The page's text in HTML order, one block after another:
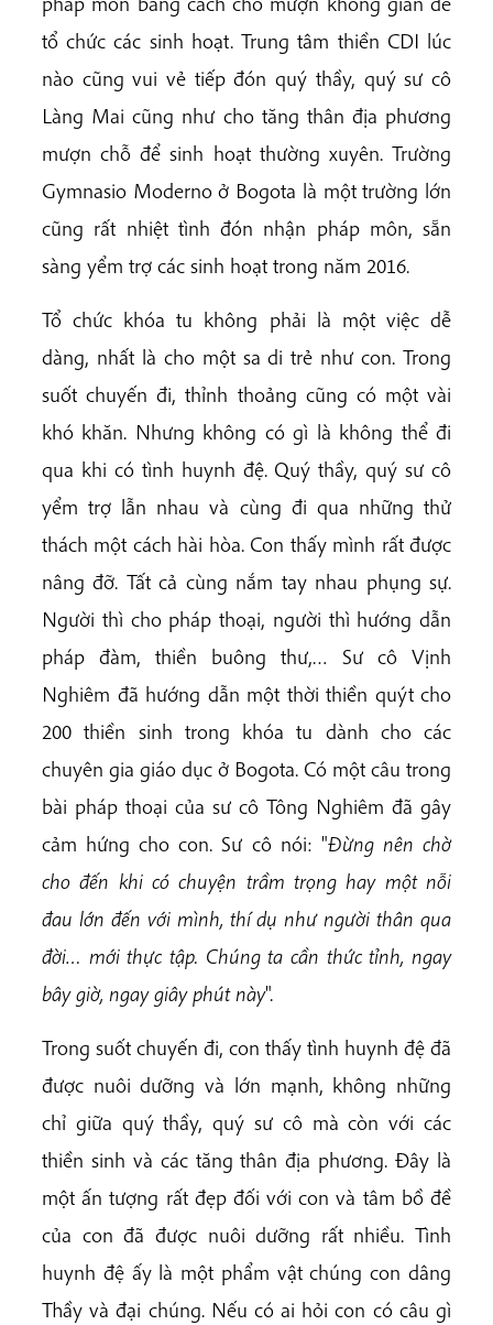
tổ chức các sinh hoạt. Trung tâm thiền CDI lúc
nào cũng vui vẻ tiếp đón quý thầy, quý sư cô
Làng Mai cũng như cho tăng thân địa phương
mượn chỗ để sinh hoạt thường xuyên. Trường
Gymnasio Moderno ở Bogota là một trường lớn
cũng rất nhiệt tình đón nhận pháp môn, sẵn
sàng yểm trợ các sinh hoạt trong năm 2016.
Tổ chức khóa tu không phải là một việc dễ
dàng, nhất là cho một sa di trẻ như con. Trong
suốt chuyến đi, thỉnh thoảng cũng có một vài
khó khăn. Nhưng không có gì là không thể đi
qua khi có tình huynh đệ. Quý thầy, quý sư cô
yểm trợ lẫn nhau và cùng đi qua những thử
thách một cách hài hòa. Con thấy mình rất được
nâng đỡ. Tất cả cùng nắm tay nhau phụng sự.
Người thì cho pháp thoại, người thì hướng dẫn
pháp đàm, thiền buông thư,… Sư cô Vịnh
Nghiêm đã hướng dẫn một thời thiền quýt cho
200 thiền sinh trong khóa tu dành cho các
chuyên gia giáo dục ở Bogota. Có một câu trong
bài pháp thoại của sư cô Tông Nghiêm đã gây
cảm hứng cho con. Sư cô nói: "Đừng nên chờ
cho đến khi có chuyện trầm trọng hay một nỗi
đau lớn đến với mình, thí dụ như người thân qua
đời… mới thực tập. Chúng ta cần thức tỉnh, ngay
bây giờ, ngaygiây phút này".
Trong suốt chuyến đi, con thấy tình huynh đệ đã
được nuôi dưỡng và lớn mạnh, không những
chỉ giữa quý thầy, quý sư cô mà còn với các
thiền sinh và các tăng thân địa phương. Đây là
một ấn tượng rất đẹp đối với con và tâm bồ đề
của con đã được nuôi dưỡng rất nhiều. Tình
huynh đệ ấy là một phẩm vật chúng con dâng
Thầy và đại chúng. Nếu có ai hỏi con có câu gì